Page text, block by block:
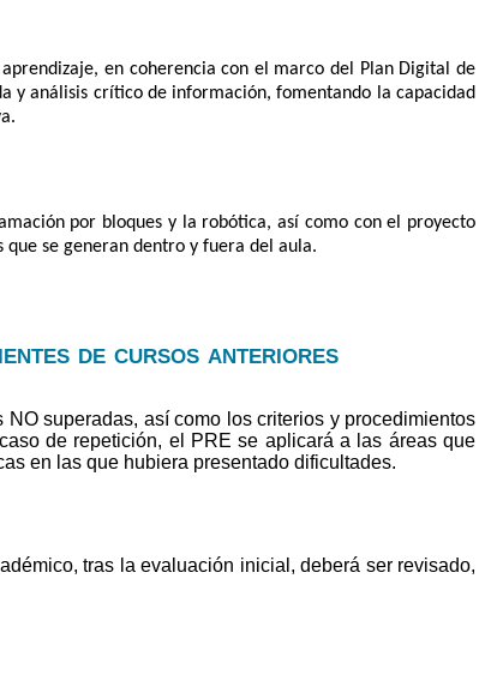
en coherencia con el marco del Plan Digital de
y análisis crítico de información, fomentando la capacidad
por bloques y la robótica, así como con el proyecto
se generan dentro y fuera del aula.
de cursos anteriores
superadas, así como los criterios y procedimientos
de repetición, el PRE se aplicará a las áreas que
en las que hubiera presentado dificultades.
tras la evaluación inicial, deberá ser revisado,